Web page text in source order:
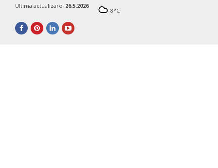
Ultima actualizare: 26.5.2026
8°C